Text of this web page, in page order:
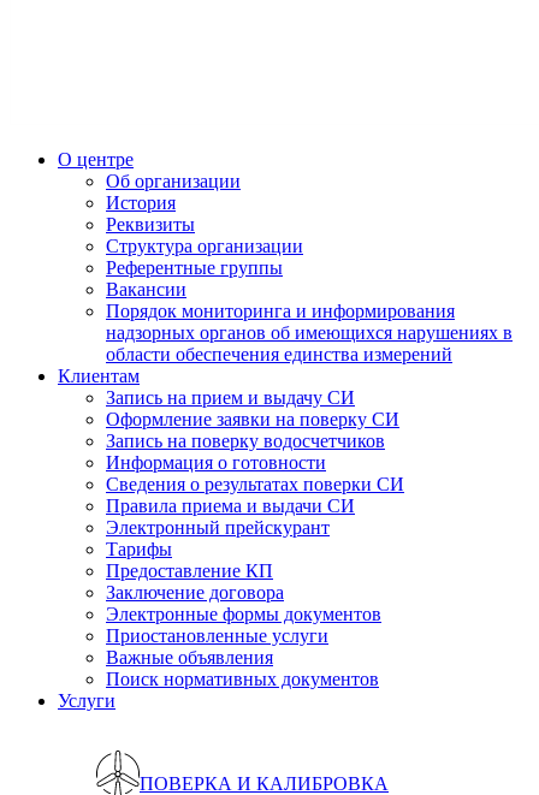
О центре
Об организации
История
Реквизиты
Структура организации
Референтные группы
Вакансии
Порядок мониторинга и информирования
надзорных органов об имеющихся нарушениях в
области обеспечения единства измерений
Клиентам
Запись на прием и выдачу СИ
Оформление заявки на поверку СИ
Запись на поверку водосчетчиков
Информация о готовности
Сведения о результатах поверки СИ
Правила приема и выдачи СИ
Электронный прейскурант
Тарифы
Предоставление КП
Заключение договора
Электронные формы документов
Приостановленные услуги
Важные объявления
Поиск нормативных документов
Услуги
ПОВЕРКА И КАЛИБРОВКА